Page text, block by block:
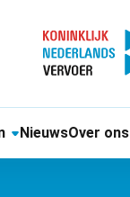
NieuwsOver ons